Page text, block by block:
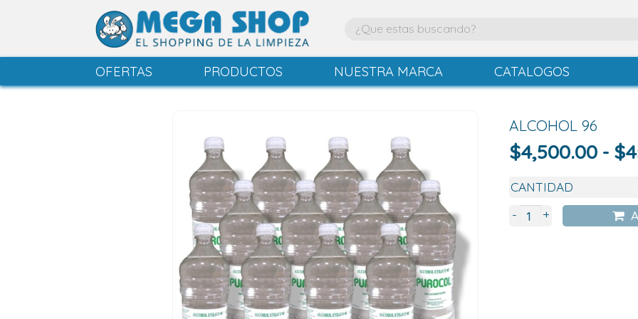
OFERTAS PRODUCTOS NUESTRA MARCA CATALOGOS
ALCOHOL 96
$4,500.00 - $
- +